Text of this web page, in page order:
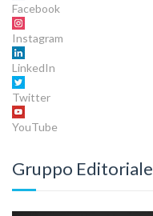
Facebook
Instagram
LinkedIn
Twitter
YouTube
Gruppo Editoriale